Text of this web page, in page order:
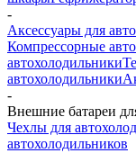
-
Аксессуары для
Компрессорные
автохолодильники
автохолодильники
-
Внешние батареи
Чехлы для
автохолодильников